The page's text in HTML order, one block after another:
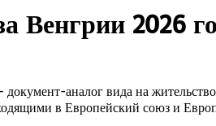
Венгрии 2026
аналог вида на
в Европейский союз и